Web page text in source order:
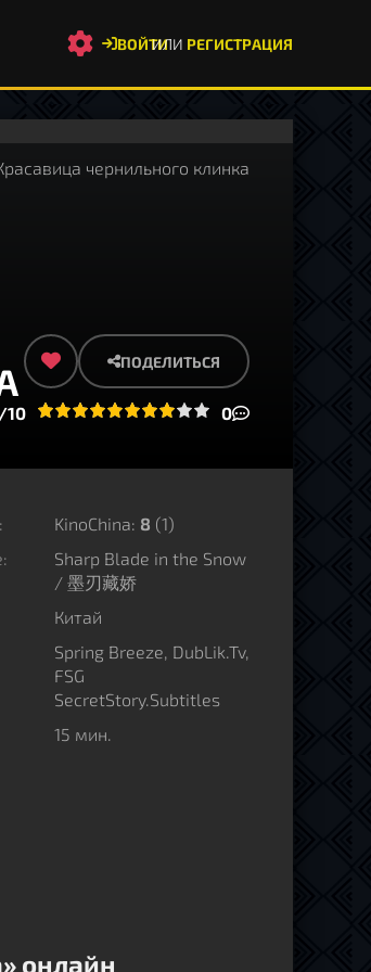
ВОЙТИИЛИ РЕГИСТРАЦИЯ
чернильного клинка
ПОДЕЛИТЬСЯ
10
5 6 7 8 9 10 0
KinoChina: 8 (1)
Sharp Blade in the Snow
/ 墨刃藏娇
Китай
Spring Breeze, DubLik.Tv,
FSG
SecretStory.Subtitles
15 мин.
онлайн